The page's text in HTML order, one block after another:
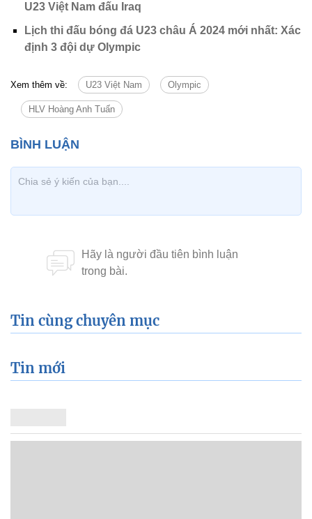
U23 Việt Nam đấu Iraq
Lịch thi đấu bóng đá U23 châu Á 2024 mới nhất: Xác
định 3 đội dự Olympic
Xem thêm về: U23 Việt Nam Olympic
HLV Hoàng Anh Tuấn
Tin cùng chuyên mục
Tin mới